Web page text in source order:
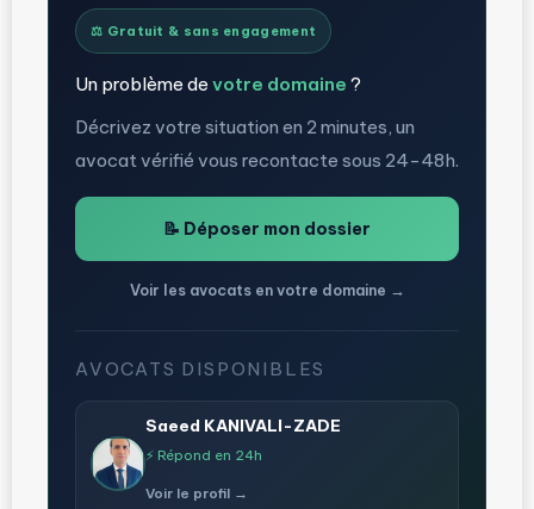
⚖️ Gratuit & sans engagement
Un problème de votre domaine ?
Décrivez votre situation en 2 minutes, un
avocat vérifié vous recontacte sous 24-48h.
📝 Déposer mon dossier
Voir les avocats en votre domaine →
AVOCATS DISPONIBLES
Saeed KANIVALI-ZADE
⚡ Répond en 24h
Voir le profil →